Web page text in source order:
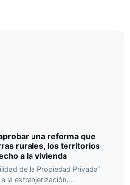
una reforma que
rurales, los territorios
a la vivienda
de la Propiedad Privada”
la extranjerización,…